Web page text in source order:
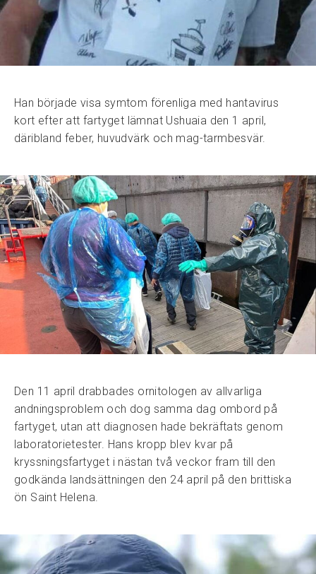
Han började visa symtom förenliga med hantavirus
kort efter att fartyget lämnat Ushuaia den 1 april,
däribland feber, huvudvärk och mag-tarmbesvär.
Den 11 april drabbades ornitologen av allvarliga
andningsproblem och dog samma dag ombord på
fartyget, utan att diagnosen hade bekräftats genom
laboratorietester. Hans kropp blev kvar på
kryssningsfartyget i nästan två veckor fram till den
godkända landsättningen den 24 april på den brittiska
ön Saint Helena.